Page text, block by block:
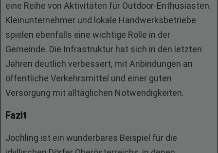
eine Reihe von Aktivitäten für Outdoor-Enthusiasten.
Kleinunternehmer und lokale Handwerksbetriebe
spielen ebenfalls eine wichtige Rolle in der
Gemeinde. Die Infrastruktur hat sich in den letzten
Jahren deutlich verbessert, mit Anbindungen an
öffentliche Verkehrsmittel und einer guten
Versorgung mit alltäglichen Notwendigkeiten.
Fazit
Jochling ist ein wunderbares Beispiel für die